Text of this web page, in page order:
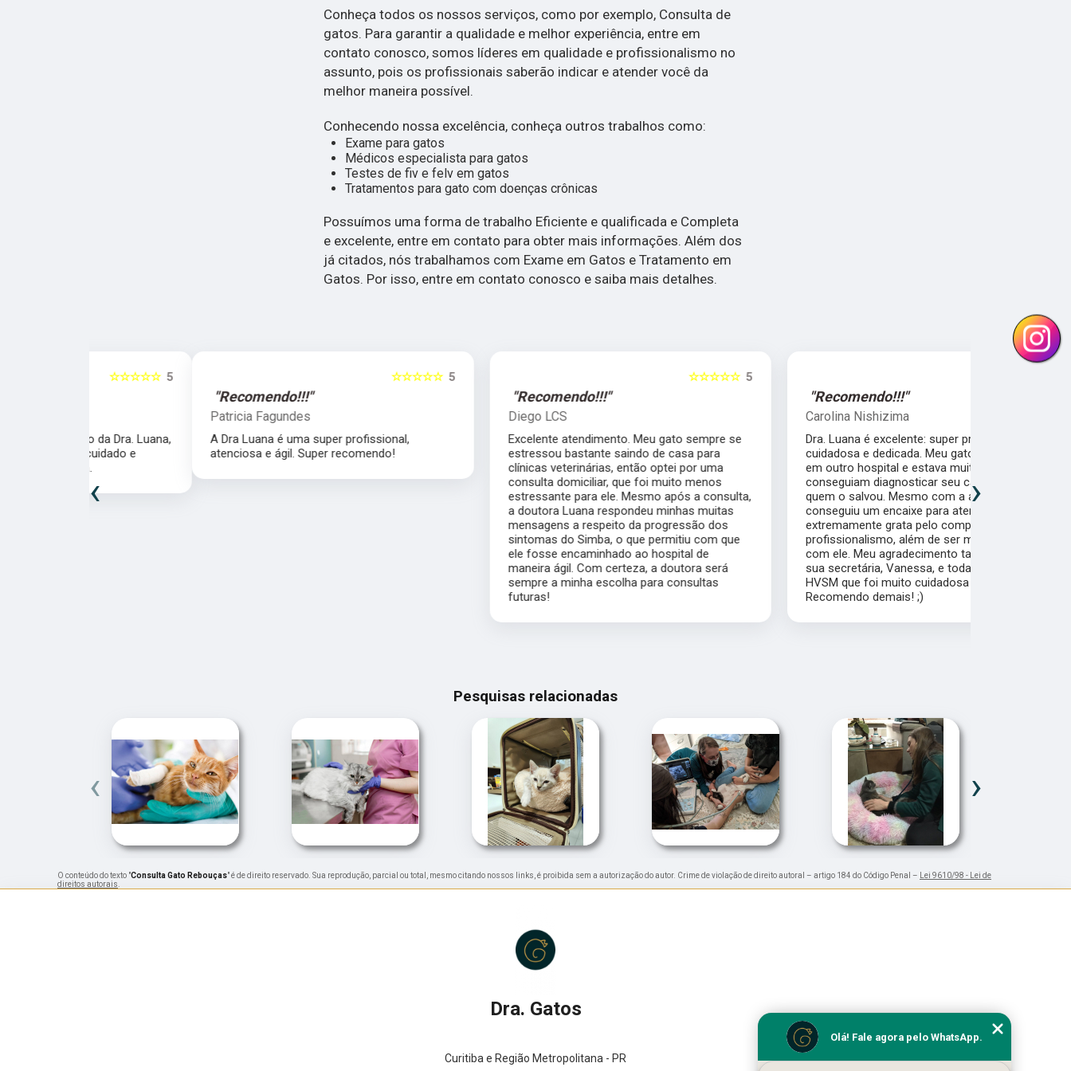
Conheça todos os nossos serviços, como por exemplo, Consulta de
gatos. Para garantir a qualidade e melhor experiência, entre em
contato conosco, somos líderes em qualidade e profissionalismo no
assunto, pois os profissionais saberão indicar e atender você da
melhor maneira possível.
Conhecendo nossa excelência, conheça outros trabalhos como:
Exame para gatos
Médicos especialista para gatos
Testes de fiv e felv em gatos
Tratamentos para gato com doenças crônicas
Possuímos uma forma de trabalho Eficiente e qualificada e Completa
e excelente, entre em contato para obter mais informações. Além dos
já citados, nós trabalhamos com Exame em Gatos e Tratamento em
Gatos. Por isso, entre em contato conosco e saiba mais detalhes.
"Recomendo!!!"
Patricia Fagundes
A Dra Luana é uma super profissional,
atenciosa e ágil. Super recomendo!
"Recomendo!!!"
Excelente atendimento. Meu gato sempre se
estressou bastante saindo de casa para
clínicas veterinárias, então optei por uma
consulta domiciliar, que foi muito menos
estressante para ele. Mesmo após a consulta,
a doutora Luana respondeu minhas muitas
mensagens a respeito da progressão dos
sintomas do Simba, o que permitiu com que
ele fosse encaminhado ao hospital de
maneira ágil. Com certeza, a doutora será
sempre a minha escolha para consultas
"Recomendo!!!"
Carolina Nishizima
Dra. Luana é excelente: super profissional,
cuidadosa e dedicada. Meu gato foi internado
em outro hospital e estava muito mal, não
conseguiam diagnosticar seu caso. Foi ela
quem o salvou. Mesmo com a agenda cheia,
conseguiu um encaixe para atendê-lo. Sou
extremamente grata pelo comprometimento e
profissionalismo, além de ser muito carinhosa
com ele. Meu agradecimento também vai para
sua secretária, Vanessa, e toda a equipe do
HVSM que foi muito cuidadosa e competente.
Recomendo demais! ;)
‹ ›
Pesquisas relacionadas
‹ ›
O conteúdo do texto "Consulta Gato Rebouças" é de direito reservado. Sua reprodução, parcial ou total, mesmo citando nossos links, é proibida sem a autorização do autor. Crime de violação de direito autoral – artigo 184 do Código Penal – Lei 9610/98 - Lei de
direitos autorais.
Dra. Gatos
Curitiba e Região Metropolitana - PR
Olá! Fale agora pelo WhatsApp.